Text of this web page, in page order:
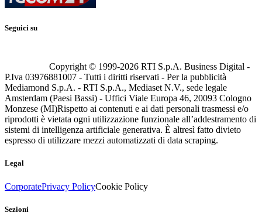
Seguici su
Copyright © 1999-2026 RTI S.p.A. Business Digital -
P.Iva 03976881007 - Tutti i diritti riservati - Per la pubblicità
Mediamond S.p.A. - RTI S.p.A., Mediaset N.V., sede legale
Amsterdam (Paesi Bassi) - Uffici Viale Europa 46, 20093 Cologno
Monzese (MI)Rispetto ai contenuti e ai dati personali trasmessi e/o
riprodotti è vietata ogni utilizzazione funzionale all’addestramento di
sistemi di intelligenza artificiale generativa. È altresì fatto divieto
espresso di utilizzare mezzi automatizzati di data scraping.
Legal
CorporatePrivacy PolicyCookie Policy
Sezioni